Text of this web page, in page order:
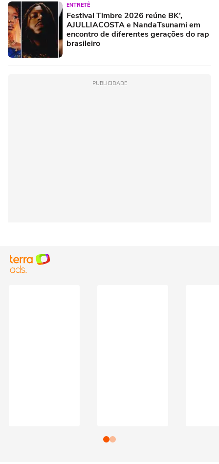
ENTRETÊ
Festival Timbre 2026 reúne BK’,
AJULLIACOSTA e NandaTsunami em
encontro de diferentes gerações do rap
brasileiro
PUBLICIDADE